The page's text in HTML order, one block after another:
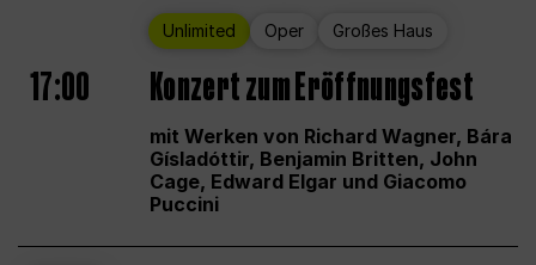
Unlimited Oper Großes Haus
17:00 Konzert zum Eröffnungsfest
mit Werken von Richard Wagner, Bára
Gísladóttir, Benjamin Britten, John
Cage, Edward Elgar und Giacomo
Puccini